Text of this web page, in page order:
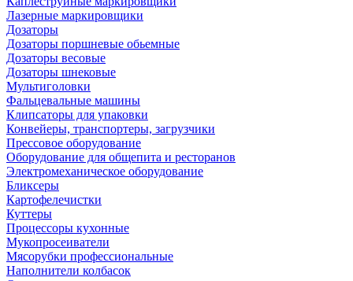
Лазерные маркировщики
Дозаторы
Дозаторы поршневые обьемные
Дозаторы весовые
Дозаторы шнековые
Мультиголовки
Фальцевальные машины
Клипсаторы для упаковки
Конвейеры, транспортеры, загрузчики
Прессовое оборудование
Оборудование для общепита и ресторанов
Электромеханическое оборудование
Бликсеры
Картофелечистки
Куттеры
Процессоры кухонные
Мукопросеиватели
Мясорубки профессиональные
Наполнители колбасок